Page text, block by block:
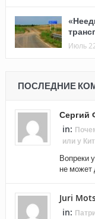
Июль
ПОСЛЕДНИЕ
Сергий
in:
или у
Вопреки
не может
Juri
in: